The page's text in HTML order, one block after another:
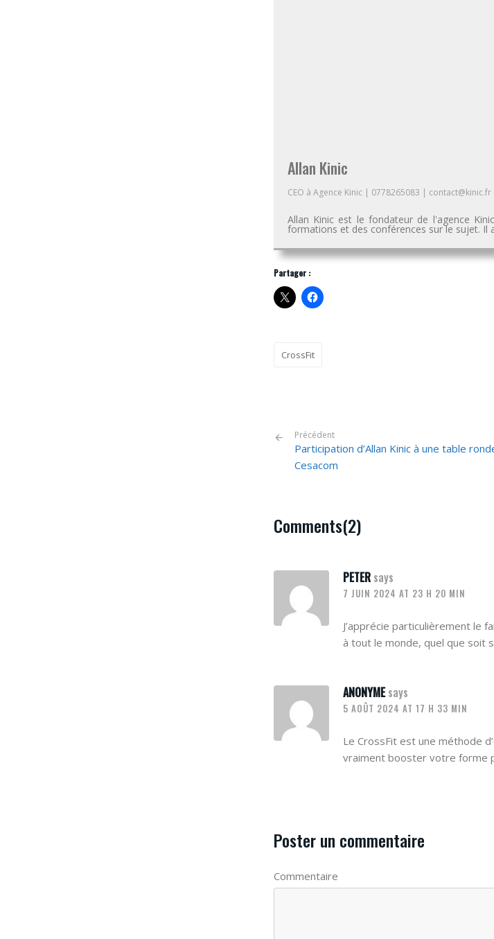
Allan Kinic
CEO à Agence Kinic | 0778265083 | contact@kinic.fr
Allan Kinic est le fondateur de l'agence
formations et des conférences sur le sujet. Il
Partager :
CrossFit
Précédent
Participation d’Allan Kinic à une table
Cesacom
Comments(2)
PETERsays
7 JUIN 2024 AT 23 H 20 MIN
J’apprécie particulièrement le
à tout le monde, quel que soit
ANONYMEsays
5 AOÛT 2024 AT 17 H 33 MIN
Le CrossFit est une méthode
vraiment booster votre forme
Poster un commentaire
Commentaire